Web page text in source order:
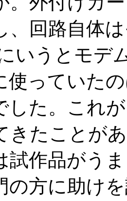
、回路自体
いうとモデ
使っていた
した。これ
きたことが
試作品がう
の方に助け